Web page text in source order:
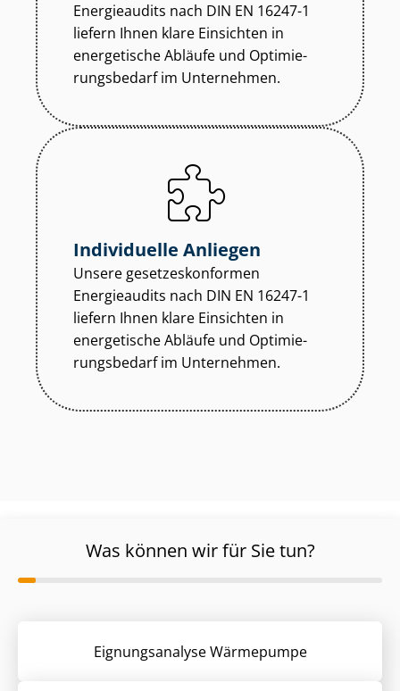
Energieaudits nach DIN EN 16247-1
liefern Ihnen klare Einsichten in
energetische Abläufe und Op­ti­mie­
rungs­be­darf im Unternehmen.
Individuelle Anliegen
Unsere ge­set­zes­kon­for­men
Energieaudits nach DIN EN 16247-1
liefern Ihnen klare Einsichten in
energetische Abläufe und Op­ti­mie­
rungs­be­darf im Unternehmen.
Was können wir für Sie tun?
Eignungsanalyse Wärmepumpe